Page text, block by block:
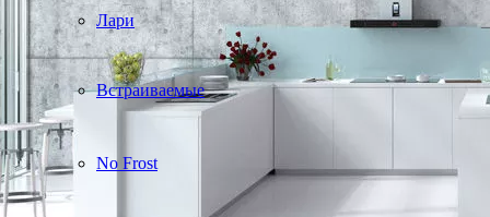
Лари
Встраиваемые
No Frost